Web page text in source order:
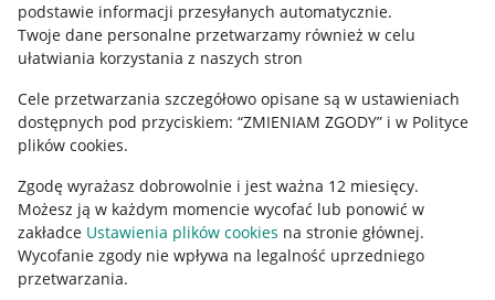
podstawie informacji przesyłanych automatycznie.
Twoje dane personalne przetwarzamy również w celu
ułatwiania korzystania z naszych stron
Cele przetwarzania szczegółowo opisane są w ustawieniach
dostępnych pod przyciskiem: “ZMIENIAM ZGODY” i w Polityce
plików cookies.
Zgodę wyrażasz dobrowolnie i jest ważna 12 miesięcy.
Możesz ją w każdym momencie wycofać lub ponowić w
zakładce Ustawienia plików cookies na stronie głównej.
Wycofanie zgody nie wpływa na legalność uprzedniego
przetwarzania.
Polityka plików "cookies"
Ustawienia plików "cookies"
Udostępnianie lokalizacji
Informacje dla Aktu o Usługach Cyfrowych
Pobierz aplikację